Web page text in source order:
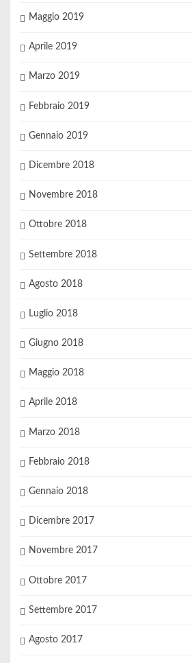
Maggio 2019
Aprile 2019
Marzo 2019
Febbraio 2019
Gennaio 2019
Dicembre 2018
Novembre 2018
Ottobre 2018
Settembre 2018
Agosto 2018
Luglio 2018
Giugno 2018
Maggio 2018
Aprile 2018
Marzo 2018
Febbraio 2018
Gennaio 2018
Dicembre 2017
Novembre 2017
Ottobre 2017
Settembre 2017
Agosto 2017